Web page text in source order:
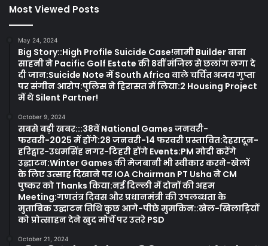
Most Viewed Posts
May 24, 2024
Big Story::High Profile Suicide Case!नामी Builder बाबा
साहनी ने Pacific Golf Estate की 8वीं मंजिल से छलांग लगा दे
दी जान:Suicide Note में South Africa वाले चर्चित अजय गुप्ता
पर संगीन आरोप:पुलिस ने हिरासत में लिया:2 Housing Project
में थे Silent Partner!
October 9, 2024
सबसे बड़ी खबर:::38वें National Games जनवरी-
फरवरी-2025 में होंगे:28 जनवरी-14 फरवरी प्रस्तावित:देहरादून-
हरिद्वार-उधमसिंह नगर-टिहरी होंगे Events:PM मोदी करेंगे
उद्घाटन:Winter Games की मेजबानी भी स्वीकार करने-खेलों
के लिए उत्साह दिखाने पर IOA Chairman PT Usha ने CM
पुष्कर को Thanks किया:नई दिल्ली में दोनों की अहम
Meeting:गणतंत्र दिवस और प्रधानमंत्री की उपलब्धता के
मुताबिक उद्घाटन तिथि कुछ आगे-पीछे मुमकिन::खेल-खिलाड़ियों
को प्रोत्साहन देने खुद मोर्चे पर उतरे PSD
October 21, 2024